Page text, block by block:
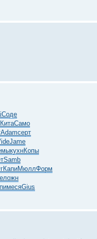
Соде
КитаСамо
Adamсерт
Jame
кухнКопы
Samb
КапиМюллФорм
ложн
месяGius